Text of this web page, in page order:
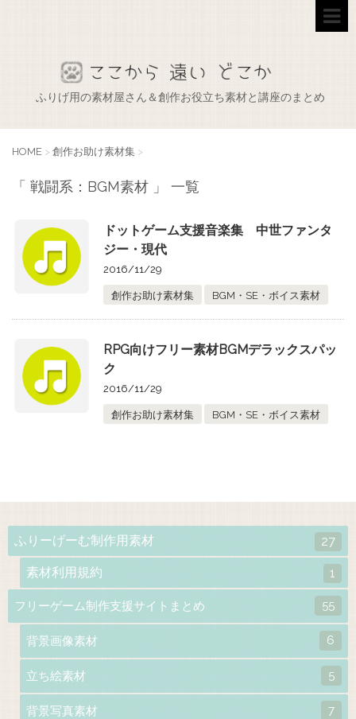
ふりげ用の素材屋さん＆創作お役立ち素材と講座のまとめ
HOME > 創作お助け素材集 >
「 戦闘系：BGM素材 」 一覧
ドットゲーム支援音楽集 中世ファンタ
ジー・現代
2016/11/29
創作お助け素材集 BGM・SE・ボイス素材
RPG向けフリー素材BGMデラックスパッ
ク
2016/11/29
創作お助け素材集 BGM・SE・ボイス素材
ふりーげーむ制作用素材 27
素材利用規約 1
フリーゲーム制作支援サイトまとめ 55
背景画像素材 6
立ち絵素材 5
背景写真素材 7